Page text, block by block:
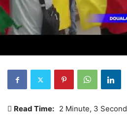
Read Time: 2 Minute, 3 Second